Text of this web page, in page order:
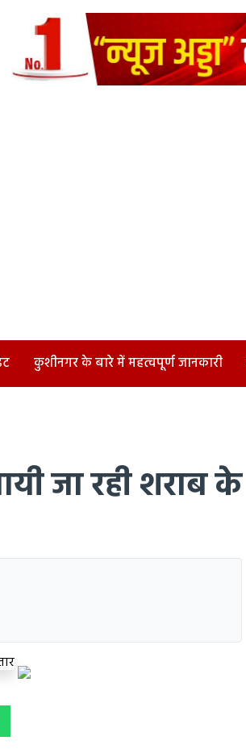
कुशीनगर के बारे में महत्वपूर्ण जानकारी
जा रही शराब के